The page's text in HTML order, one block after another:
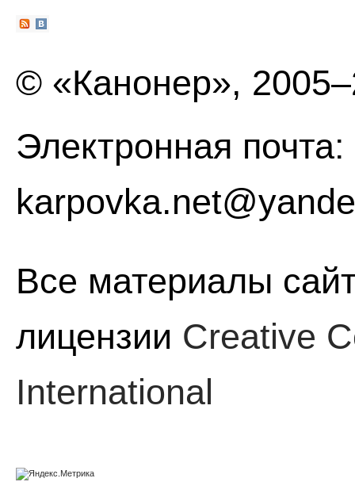
© «Канонер»,
Электронная почта:
Все материалы
лицензии Creative
International